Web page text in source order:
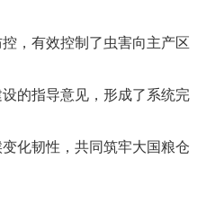
，有效控制了虫害向主产区
的指导意见，形成了系统完
化韧性，共同筑牢大国粮仓